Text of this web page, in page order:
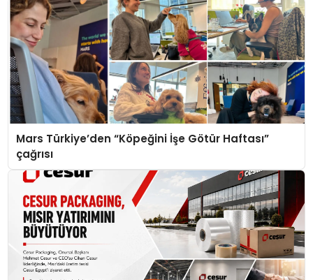
Mars Türkiye’den “Köpeğini İşe Götür Haftası”
çağrısı